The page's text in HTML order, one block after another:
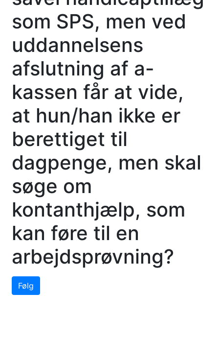
som SPS, men ved
uddannelsens
afslutning af a-
kassen får at vide,
at hun/han ikke er
berettiget til
dagpenge, men skal
søge om
kontanthjælp, som
kan føre til en
arbejdsprøvning?
Følg